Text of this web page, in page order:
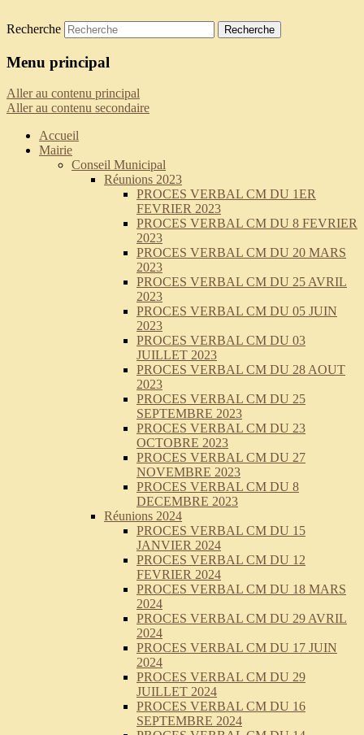
Saint-Pierre-de-Curtille
Recherche
Menu principal
Aller au contenu principal
Aller au contenu secondaire
Accueil
Mairie
Conseil Municipal
Réunions 2023
PROCES VERBAL CM DU 1ER
FEVRIER 2023
PROCES VERBAL CM DU 8 FEVRIER
2023
PROCES VERBAL CM DU 20 MARS
2023
PROCES VERBAL CM DU 25 AVRIL
2023
PROCES VERBAL CM DU 05 JUIN
2023
PROCES VERBAL CM DU 03
JUILLET 2023
PROCES VERBAL CM DU 28 AOUT
2023
PROCES VERBAL CM DU 25
SEPTEMBRE 2023
PROCES VERBAL CM DU 23
OCTOBRE 2023
PROCES VERBAL CM DU 27
NOVEMBRE 2023
PROCES VERBAL CM DU 8
DECEMBRE 2023
Réunions 2024
PROCES VERBAL CM DU 15
JANVIER 2024
PROCES VERBAL CM DU 12
FEVRIER 2024
PROCES VERBAL CM DU 18 MARS
2024
PROCES VERBAL CM DU 29 AVRIL
2024
PROCES VERBAL CM DU 17 JUIN
2024
PROCES VERBAL CM DU 29
JUILLET 2024
PROCES VERBAL CM DU 16
SEPTEMBRE 2024